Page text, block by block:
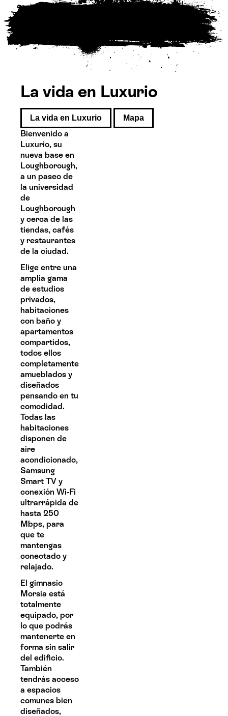
La vida en Luxurio
La vida en Luxurio Mapa
Bienvenido a
Luxurio, su
nueva base en
Loughborough,
a un paseo de
la universidad
de
Loughborough
y cerca de las
tiendas, cafés
y restaurantes
de la ciudad.
Elige entre una
amplia gama
de estudios
privados,
habitaciones
con baño y
apartamentos
compartidos,
todos ellos
completamente
amueblados y
diseñados
pensando en tu
comodidad.
Todas las
habitaciones
disponen de
aire
acondicionado,
Samsung
Smart TV y
conexión Wi-Fi
ultrarrápida de
hasta 250
Mbps, para
que te
mantengas
conectado y
relajado.
El gimnasio
Morsia está
totalmente
equipado, por
lo que podrás
mantenerte en
forma sin salir
del edificio.
También
tendrás acceso
a espacios
comunes bien
diseñados,